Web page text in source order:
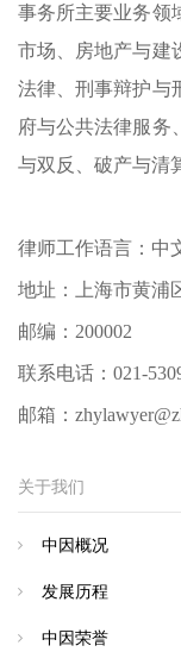
事务所主要业务领
市场、房地产与建
法律、刑事辩护与
府与公共法律服务
与双反、破产与清
律师工作语言：中
地址：上海市黄浦
邮编： 200002
联系电话： 021-
邮箱：
关于我们
中因概况
发展历程
中因荣誉